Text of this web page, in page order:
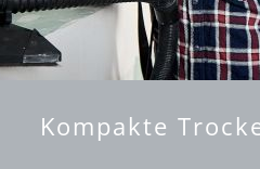
Kompakte